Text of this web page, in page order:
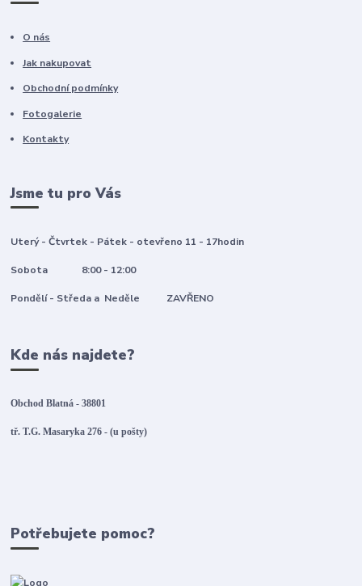
O nás
Jak nakupovat
Obchodní podmínky
Fotogalerie
Kontakty
Jsme tu pro Vás
Uterý - Čtvrtek - Pátek - otevřeno 11 - 17hodin
Sobota 8:00 - 12:00
Pondělí - Středa a Neděle ZAVŘENO
Kde nás najdete?
Obchod Blatná - 38801
tř. T.G. Masaryka 276 - (u pošty)
Potřebujete pomoc?